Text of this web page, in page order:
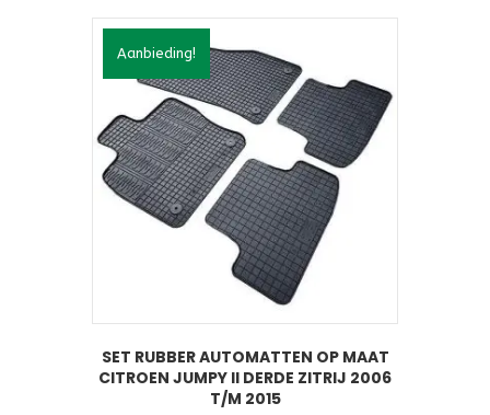
Aanbieding!
SET RUBBER AUTOMATTEN OP MAAT
CITROEN JUMPY II DERDE ZITRIJ 2006
T/M 2015